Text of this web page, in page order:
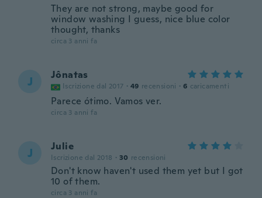
They are not strong, maybe good for
window washing I guess, nice blue color
thought, thanks
circa 3 anni fa
J Jônatas
Iscrizione dal 2017 · 49 recensioni · 6 caricamenti
Parece ótimo. Vamos ver.
circa 3 anni fa
J Julie
Iscrizione dal 2018 · 30 recensioni
Don't know haven't used them yet but I got
10 of them.
circa 3 anni fa